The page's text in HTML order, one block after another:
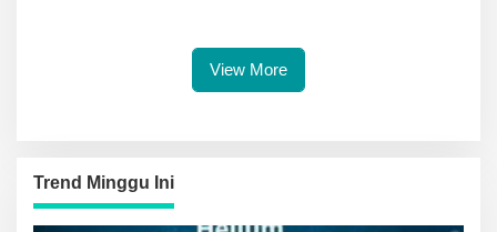
View More
Trend Minggu Ini